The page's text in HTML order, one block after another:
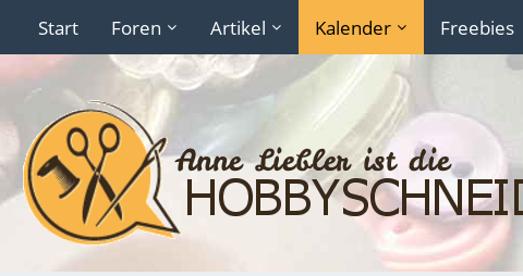
Start Foren Artikel Kalender Freebies